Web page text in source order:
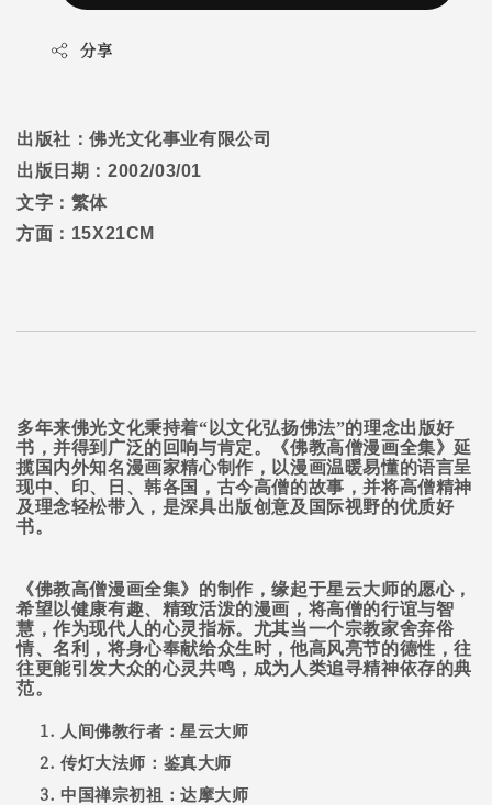
分享
出版社：佛光文化事业有限公司
出版日期： 2002/03/01
文字：繁体
方面： 15X21CM
多年来佛光文化秉持着“以文化弘扬佛法”的理念出版好
书，并得到广泛的回响与肯定。《佛教高僧漫画全集》延
揽国内外知名漫画家精心制作，以漫画温暖易懂的语言呈
现中、印、日、韩各国，古今高僧的故事，并将高僧精神
及理念轻松带入，是深具出版创意及国际视野的优质好
书。
《佛教高僧漫画全集》的制作，缘起于星云大师的愿心，
希望以健康有趣、精致活泼的漫画，将高僧的行谊与智
慧，作为现代人的心灵指标。尤其当一个宗教家舍弃俗
情、名利，将身心奉献给众生时，他高风亮节的德性，往
往更能引发大众的心灵共鸣，成为人类追寻精神依存的典
范。
人间佛教行者：星云大师
传灯大法师：鉴真大师
中国禅宗初祖：达摩大师